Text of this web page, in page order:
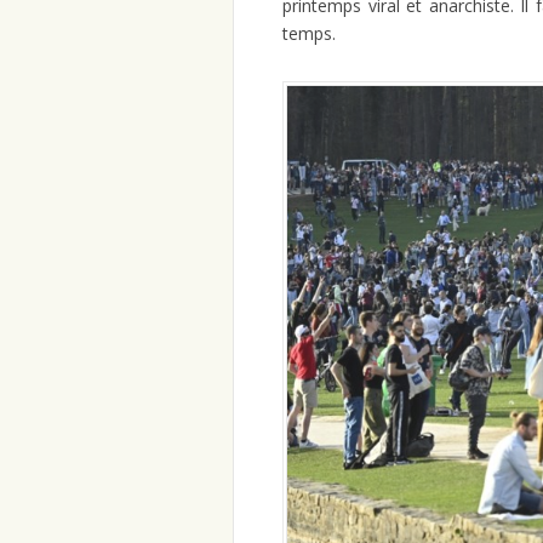
printemps viral et anarchiste. Il
temps.